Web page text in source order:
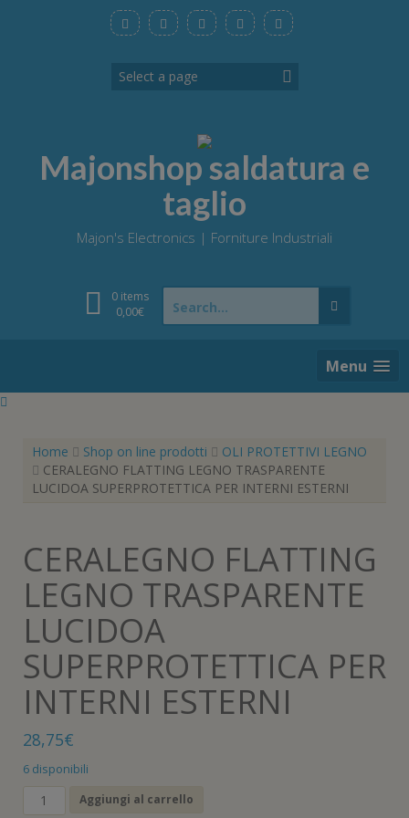
Majonshop saldatura e
taglio
Majon's Electronics | Forniture Industriali
0 items
0,00€
Search
for:
Menu
Home Shop on line prodotti
OLI PROTETTIVI LEGNO
CERALEGNO FLATTING LEGNO TRASPARENTE
LUCIDOA SUPERPROTETTICA PER INTERNI ESTERNI
CERALEGNO FLATTING
LEGNO TRASPARENTE
LUCIDOA
SUPERPROTETTICA PER
INTERNI ESTERNI
28,75€
6 disponibili
CERALEGNO
FLATTING
Aggiungi al carrello